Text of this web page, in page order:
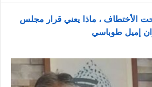
الأختطاف ، ماذا يعني قرار مجلس
إميل طوباسي